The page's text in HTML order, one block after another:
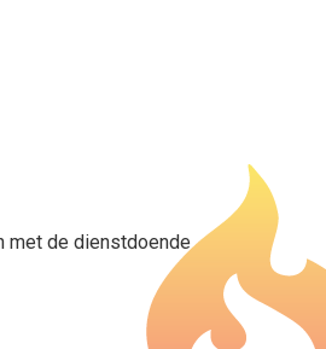
met de dienstdoende